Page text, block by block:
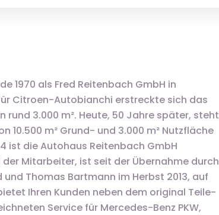
1970 als Fred Reitenbach GmbH in
Citroen-Autobianchi erstreckte sich das
3.000 m². Heute, 50 Jahre später, steht
10.500 m² Grund- und 3.000 m² Nutzfläche
ist die Autohaus Reitenbach GmbH
Mitarbeiter, ist seit der Übernahme durch
Thomas Bartmann im Herbst 2013, auf
Ihren Kunden neben dem original Teile-
Service für Mercedes-Benz PKW,